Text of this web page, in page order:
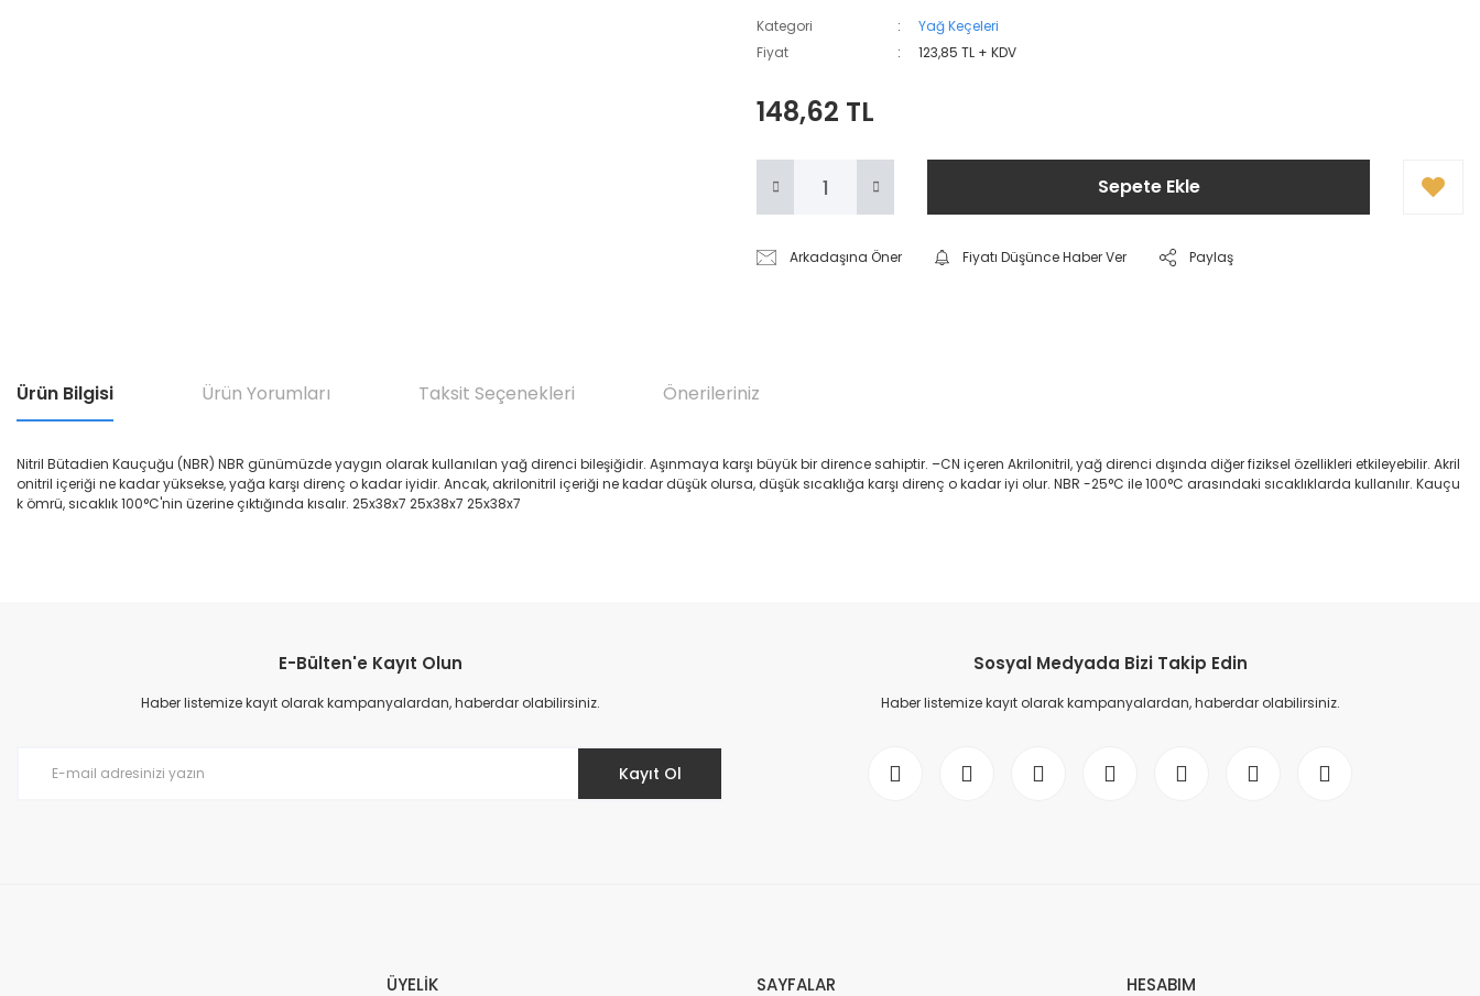
Kategori
Yağ Keçeleri
Fiyat
123,85 TL + KDV
148,62 TL
Sepete Ekle
Arkadaşına Öner Fiyatı Düşünce Haber Ver Paylaş
Ürün Bilgisi Ürün Yorumları Taksit Seçenekleri Önerileriniz
Nitril Bütadien Kauçuğu (NBR) NBR günümüzde yaygın olarak kullanılan yağ direnci bileşiğidir. Aşınmaya karşı büyük bir dirence sahiptir. –CN içeren Akrilonitril, yağ direnci dışında diğer fiziksel özellikleri etkileyebilir. Akril
onitril içeriği ne kadar yüksekse, yağa karşı direnç o kadar iyidir. Ancak, akrilonitril içeriği ne kadar düşük olursa, düşük sıcaklığa karşı direnç o kadar iyi olur. NBR -25°C ile 100°C arasındaki sıcaklıklarda kullanılır. Kauçu
k ömrü, sıcaklık 100°C'nin üzerine çıktığında kısalır. 25x38x7 25x38x7 25x38x7
Ürün resmi kalitesiz, bozuk veya görüntülenemiyor.
Ürün açıklamasında eksik bilgiler bulunuyor.
E-Bülten'e Kayıt Olun
Haber listemize kayıt olarak kampanyalardan, haberdar olabilirsiniz.
Kayıt Ol
Sosyal Medyada Bizi Takip Edin
Haber listemize kayıt olarak kampanyalardan, haberdar olabilirsiniz.
ÜYELİK SAYFALAR HESABIM